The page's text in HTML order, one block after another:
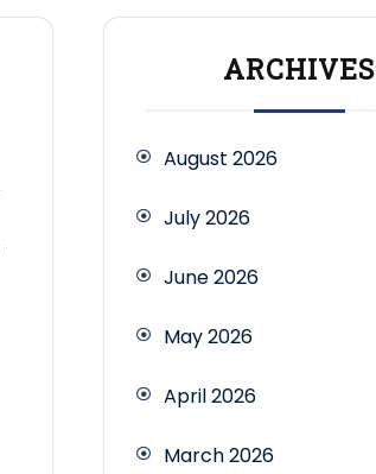
ARCHIVES
August 2026
July 2026
June 2026
May 2026
April 2026
March 2026